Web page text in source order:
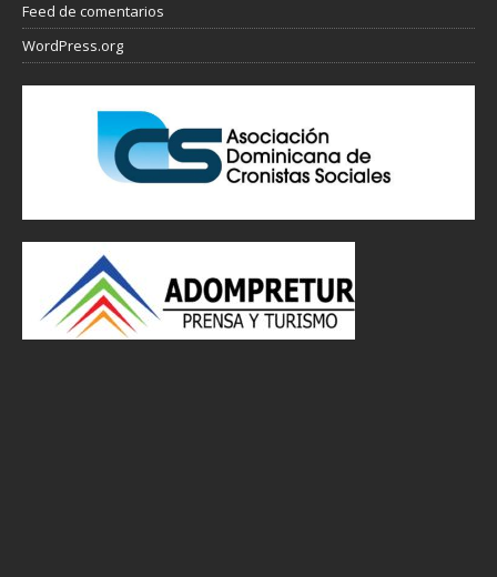
Feed de comentarios
WordPress.org